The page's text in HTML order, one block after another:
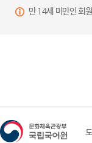
만 14세 미만인 회